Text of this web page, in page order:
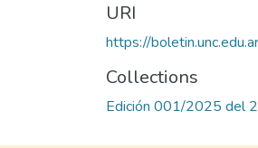
URI
https://
Collections
Edición 001/2025 del